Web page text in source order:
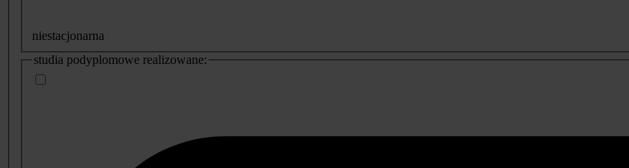
niestacjonarna
studia podyplomowe realizowane: